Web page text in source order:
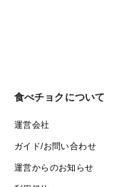
食べチョクについて
運営会社
ガイド/お問い合わせ
運営からのお知らせ